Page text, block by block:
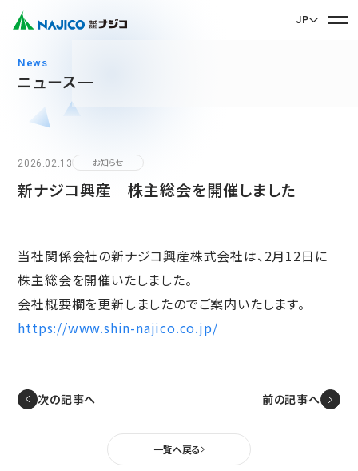
JP
ホーム
会社案内 TOP
社長メッセージ
企業理念
沿革
拠点・グループ会社
モビリティソリューション事業
台車関連部品
ディーゼル車両用部品
設備関連機器・装置
サステナビリティ
サステナビリティ TOP
CSR
お問い合わせ
(モビリティソリューション事業)
(インダストリアルマシナリ事業)
ニュース
ニュース
news
2026.02.13 お知らせ
新ナジコ興産 株主総会を開催しました
当社関係会社の新ナジコ興産株式会社は、2月12日に
株主総会を開催いたしました。
会社概要欄を更新しましたのでご案内いたします。
https://www.shin-najico.co.jp/
次の記事へ 前の記事へ
一覧へ戻る